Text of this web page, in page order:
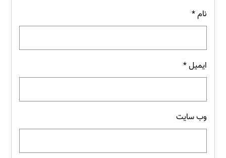
نام*
ایمیل*
وب‌ سایت